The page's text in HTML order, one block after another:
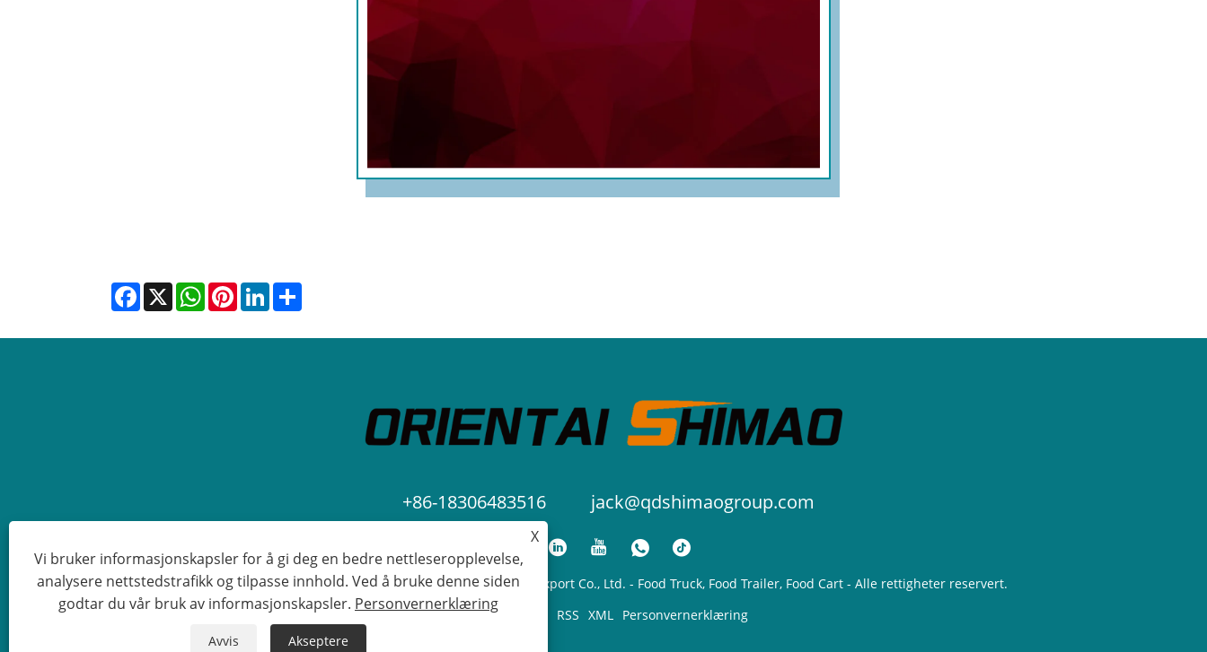
Facebook
X WhatsAppPinterestLinkedIn
+86-18306483516 jack@qdshimaogroup.com
Copyright © 2023 Qingdao Oriental Shimao Import and Export Co., Ltd. - Food Truck, Food Trailer, Food Cart - Alle rettigheter reservert.
Links
RSS XML Personvernerklæring
X
Vi bruker informasjonskapsler for å gi deg en bedre nettleseropplevelse,
analysere nettstedstrafikk og tilpasse innhold. Ved å bruke denne siden
godtar du vår bruk av informasjonskapsler. Personvernerklæring
Avvis Akseptere